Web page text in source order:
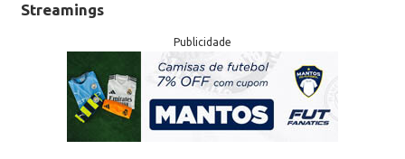
Streamings
Publicidade